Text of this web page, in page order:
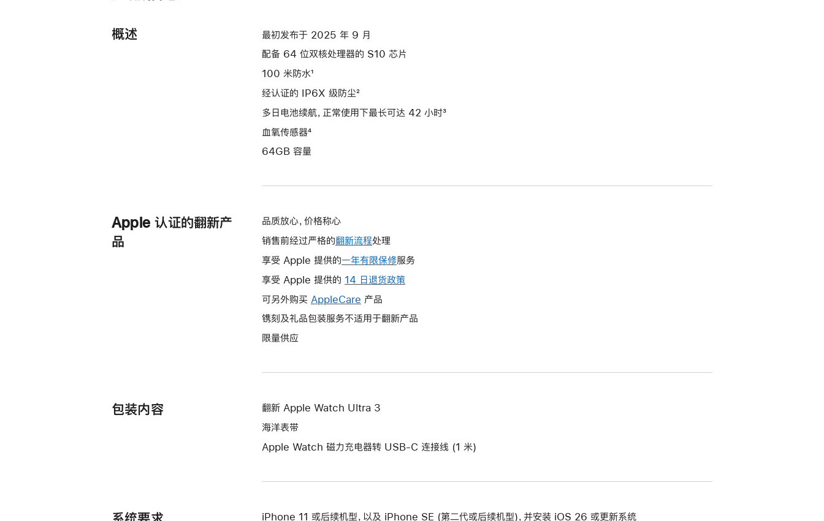
概述
最初发布于 2025 年 9 月
配备 64 位双核处理器的 S10 芯片
100 米防水¹
经认证的 IP6X 级防尘²
多日电池续航，正常使用下最长可达 42 小时³
血氧传感器⁴
64GB 容量
Apple 认证的翻新产
品
品质放心，价格称心
销售前经过严格的翻新流程处理
享受 Apple 提供的一年有限保修此
操
打
服务
享受 Apple 提供的 14 日退货政策
将
新
可另外购买 AppleCare 此
操
开
的
产品
镌刻及礼品包装服务不适用于翻新产品
限量供应
包装内容
翻新 Apple Watch Ultra 3
海洋表带
Apple Watch 磁力充电器转 USB-C 连接线 (1 米)
系统要求
iPhone 11 或后续机型，以及 iPhone SE (第二代或后续机型)，并安装 iOS 26 或更新系统